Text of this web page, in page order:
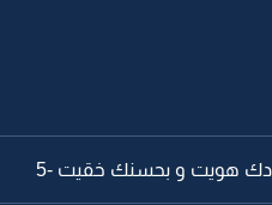
هويت و بحسنك خقيت -5